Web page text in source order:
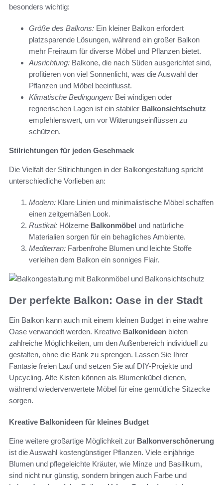
besonders wichtig:
Größe des Balkons: Ein kleiner Balkon erfordert
platzsparende Lösungen, während ein großer Balkon
mehr Freiraum für diverse Möbel und Pflanzen bietet.
Ausrichtung: Balkone, die nach Süden ausgerichtet sind,
profitieren von viel Sonnenlicht, was die Auswahl der
Pflanzen und Möbel beeinflusst.
Klimatische Bedingungen: Bei windigen oder
regnerischen Lagen ist ein stabiler Balkonsichtschutz
empfehlenswert, um vor Witterungseinflüssen zu
schützen.
Stilrichtungen für jeden Geschmack
Die Vielfalt der Stilrichtungen in der Balkongestaltung spricht
unterschiedliche Vorlieben an:
Modern: Klare Linien und minimalistische Möbel schaffen
einen zeitgemäßen Look.
Rustikal: Hölzerne Balkonmöbel und natürliche
Materialien sorgen für ein behagliches Ambiente.
Mediterran: Farbenfrohe Blumen und leichte Stoffe
verleihen dem Balkon ein sonniges Flair.
Der perfekte Balkon: Oase in der Stadt
Ein Balkon kann auch mit einem kleinen Budget in eine wahre
Oase verwandelt werden. Kreative Balkonideen bieten
zahlreiche Möglichkeiten, um den Außenbereich individuell zu
gestalten, ohne die Bank zu sprengen. Lassen Sie Ihrer
Fantasie freien Lauf und setzen Sie auf DIY-Projekte und
Upcycling. Alte Kisten können als Blumenkübel dienen,
während wiederverwertete Möbel für eine gemütliche Sitzecke
sorgen.
Kreative Balkonideen für kleines Budget
Eine weitere großartige Möglichkeit zur Balkonverschönerung
ist die Auswahl kostengünstiger Pflanzen. Viele einjährige
Blumen und pflegeleichte Kräuter, wie Minze und Basilikum,
sind nicht nur günstig, sondern bringen auch Farbe und